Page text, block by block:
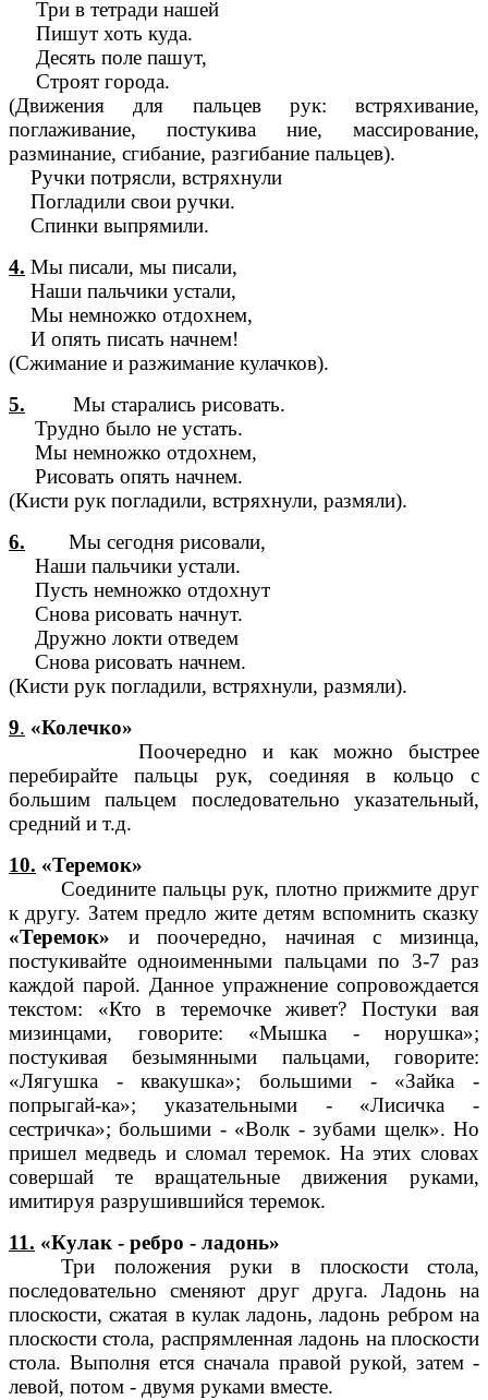
Три в тетради нашей
Пишут хоть куда.
Десять поле пашут,
Строят города.
(Движения для пальцев рук: встряхивание,
поглаживание, постукива ние, массирование,
разминание, сгибание, разгибание пальцев).
Ручки потрясли, встряхнули
Погладили свои ручки.
Спинки выпрямили.
4. Мы писали, мы писали,
Наши пальчики устали,
Мы немножко отдохнем,
И опять писать начнем!
(Сжимание и разжимание кулачков).
5.
Мы старались рисовать.
Трудно было не устать.
Мы немножко отдохнем,
Рисовать опять начнем.
(Кисти рук погладили, встряхнули, размяли).
6. Мы сегодня рисовали,
Наши пальчики устали.
Пусть немножко отдохнут
Снова рисовать начнут.
Дружно локти отведем
Снова рисовать начнем.
(Кисти рук погладили, встряхнули, размяли).
9. «Колечко»
Поочередно и как можно быстрее
перебирайте пальцы рук, соединяя в кольцо с
большим пальцем последовательно указательный,
средний и т.д.
10. «Теремок»
Соедините пальцы рук, плотно прижмите друг
к другу. Затем предло жите детям вспомнить сказку
«Теремок» и поочередно, начиная с мизинца,
постукивайте одноименными пальцами по 3-7 раз
каждой парой. Данное упражнение сопровождается
текстом: «Кто в теремочке живет? Постуки вая
мизинцами, говорите: «Мышка - норушка»;
постукивая безымянными пальцами, говорите:
«Лягушка - квакушка»; большими - «Зайка -
попрыгай-ка»; указательными - «Лисичка -
сестричка»; большими - «Волк - зубами щелк». Но
пришел медведь и сломал теремок. На этих словах
совершай те вращательные движения руками,
имитируя разрушившийся теремок.
11. «Кулак - ребро - ладонь»
Три положения руки в плоскости стола,
последовательно сменяют друг друга. Ладонь на
плоскости, сжатая в кулак ладонь, ладонь ребром на
плоскости стола, распрямленная ладонь на плоскости
стола. Выполня ется сначала правой рукой, затем -
левой, потом - двумя руками вместе.